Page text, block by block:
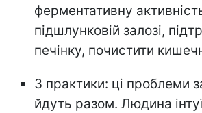
ферментативну
підшлунковій залозі,
печінку, почистити
З практики: ці проблеми
йдуть разом. Людина